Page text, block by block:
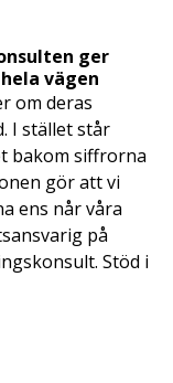
ger
vägen
om deras
I stället står
bakom siffrorna
gör att vi
ens når våra
på
Stöd i